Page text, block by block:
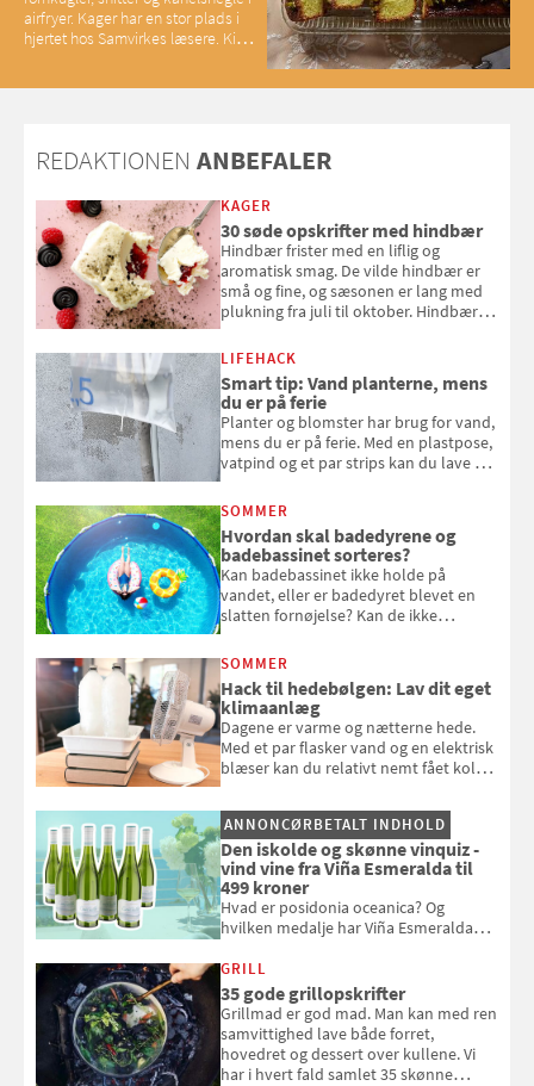
airfryer. Kager har en stor plads i
hjertet hos Samvirkes læsere. Kig
REDAKTIONEN ANBEFALER
KAGER
30 søde opskrifter med hindbær
Hindbær frister med en liflig og
aromatisk smag. De vilde hindbær er
små og fine, og sæsonen er lang med
plukning fra juli til oktober. Hindbær
kan bruge dine hindbær i alt fra
bagværk og salater til is og syltning.
LIFEHACK
Smart tip: Vand planterne, mens
du er på ferie
Planter og blomster har brug for vand,
mens du er på ferie. Med en plastpose,
vatpind og et par strips kan du lave dit
at bede naboen om at vande eller
komme hjem til døde planter
SOMMER
Hvordan skal badedyrene og
badebassinet sorteres?
Kan badebassinet ikke holde på
vandet, eller er badedyret blevet en
slatten fornøjelse? Kan de ikke
opmærksom, når du smider
badebassinet eller et badedyr ud
SOMMER
Hack til hedebølgen: Lav dit eget
klimaanlæg
Dagene er varme og nætterne hede.
Med et par flasker vand og en elektrisk
blæser kan du relativt nemt fået koldt
og se, hvordan du gør
ANNONCØRBETALT INDHOLD
Den iskolde og skønne vinquiz -
vind vine fra Viña Esmeralda til
499 kroner
Hvad er posidonia oceanica? Og
hvilken medalje har Viña Esmeralda
med i Samvirkes skønne vinquiz, hvor
du kan vinde 6 flasker vin fra Viña
Esmeralda. Konkurrencen slutter 1.
september 2026.
GRILL
35 gode grillopskrifter
Grillmad er god mad. Man kan med ren
samvittighed lave både forret,
hovedret og dessert over kullene. Vi
har i hvert fald samlet 35 skønne